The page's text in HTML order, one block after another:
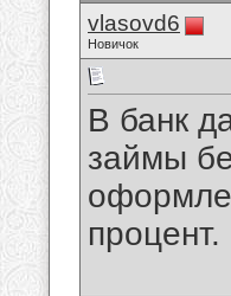
vlasovd6
Новичок
В банк
займы
процент.